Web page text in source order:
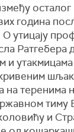
година
О утицају
Ратгебера
и
на теренима
тиму
и